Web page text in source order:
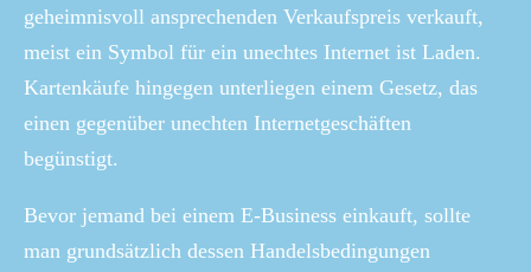
geheimnisvoll ansprechenden Verkaufspreis verkauft,
meist ein Symbol für ein unechtes Internet ist Laden.
Kartenkäufe hingegen unterliegen einem Gesetz, das
einen gegenüber unechten Internetgeschäften
begünstigt.
Bevor jemand bei einem E-Business einkauft, sollte
man grundsätzlich dessen Handelsbedingungen